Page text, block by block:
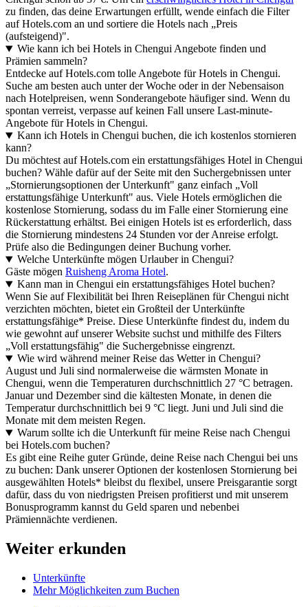
zu finden, das deine Erwartungen erfüllt, wende einfach die Filter
auf Hotels.com an und sortiere die Hotels nach „Preis
(aufsteigend)".
Wie kann ich bei Hotels in Chengui Angebote finden und
Prämien sammeln?
Entdecke auf Hotels.com tolle Angebote für Hotels in Chengui.
Suche am besten auch unter der Woche oder in der Nebensaison
nach Hotelpreisen, wenn Sonderangebote häufiger sind. Wenn du
spontan verreist, verpasse auf keinen Fall unsere Last-minute-
Angebote für Hotels in Chengui.
Kann ich Hotels in Chengui buchen, die ich kostenlos stornieren
kann?
Du möchtest auf Hotels.com ein erstattungsfähiges Hotel in Chengui
buchen? Wähle dafür auf der Seite mit den Suchergebnissen unter
„Stornierungsoptionen der Unterkunft" ganz einfach „Voll
erstattungsfähige Unterkunft" aus. Viele Hotels ermöglichen die
kostenlose Stornierung, sodass du im Falle einer Stornierung eine
Rückerstattung erhältst. Bei einigen Hotels ist es erforderlich, dass
die Stornierung mindestens 24 Stunden vor der Anreise erfolgt.
Prüfe also die Bedingungen deiner Buchung vorher.
Welche Unterkünfte mögen Urlauber in Chengui?
Gäste mögen Ruisheng Aroma Hotel.
Kann man in Chengui ein erstattungsfähiges Hotel buchen?
Wenn Sie auf Flexibilität bei Ihren Reiseplänen für Chengui nicht
verzichten möchten, bietet ein Großteil der Unterkünfte
erstattungsfähige* Preise. Diese Unterkünfte findest du, indem du
wie gewohnt auf unserer Website suchst und mithilfe des Filters
„Voll erstattungsfähig" die Suchergebnisse eingrenzt.
Wie wird während meiner Reise das Wetter in Chengui?
August und Juli sind normalerweise die wärmsten Monate in
Chengui, wenn die Temperaturen durchschnittlich 27 °C betragen.
Januar und Dezember sind die kältesten Monate, in denen die
Temperatur durchschnittlich bei 9 °C liegt. Juni und Juli sind die
Monate mit dem meisten Regen.
Warum sollte ich die Unterkunft für meine Reise nach Chengui
bei Hotels.com buchen?
Es gibt eine Reihe guter Gründe, deine Reise nach Chengui bei uns
zu buchen: Dank unserer Optionen der kostenlosen Stornierung bei
ausgewählten Hotels* bleibst du flexibel, unsere Preisgarantie sorgt
dafür, dass du von niedrigsten Preisen profitierst und mit unserem
Bonusprogramm kannst du Geld sparen und nebenbei
Prämiennächte verdienen.
Weiter erkunden
Unterkünfte
Mehr Möglichkeiten zum Buchen